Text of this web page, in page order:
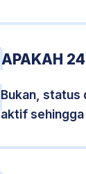
APAKAH
Bukan, status
aktif sehingga